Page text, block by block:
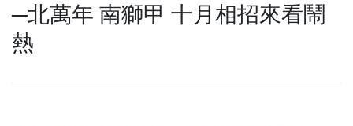
─北萬年 南獅甲 十月相招來看鬧
熱